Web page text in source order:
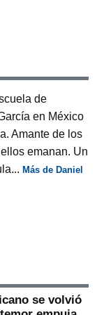
de
en México
Amante de los
emanan. Un
Más de Daniel
se volvió